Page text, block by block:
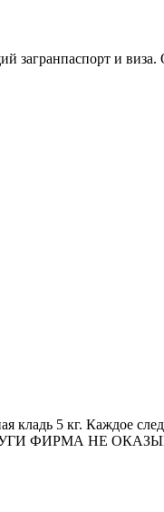
и
кладь 5 кг. Каждое
ФИРМА НЕ